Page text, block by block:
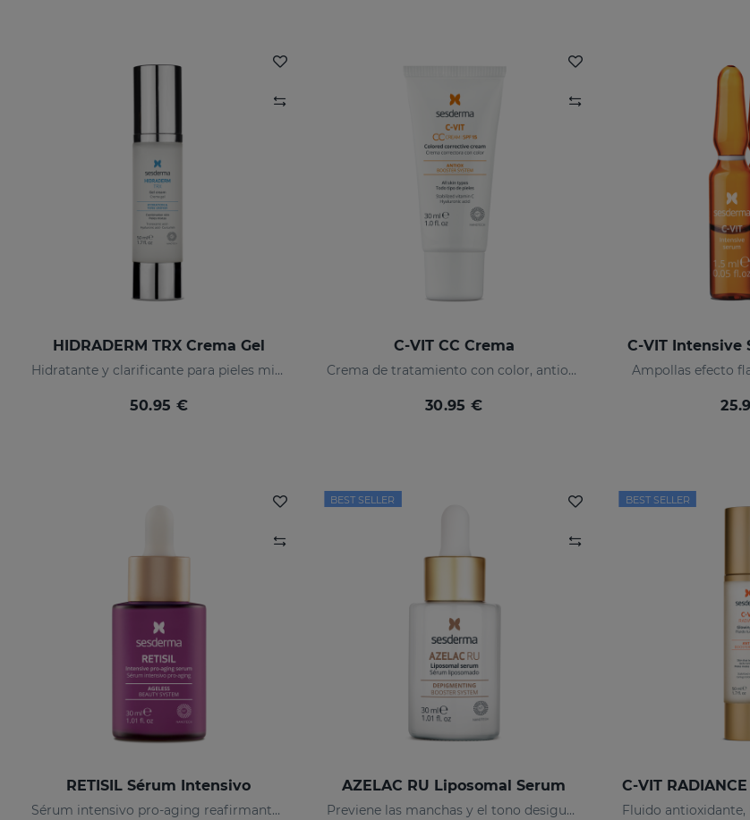
HIDRADERM TRX Crema Gel
Hidratante y clarificante para pieles mixtas
50.95 €
C-VIT CC Crema
Crema de tratamiento con color, antioxidante con vitamina C y ácido hialurónico
30.95 €
C-VIT Intensive
Ampollas efecto
RETISIL Sérum Intensivo
Sérum intensivo pro-aging reafirmante y reductor de arrugas
BEST SELLER
AZELAC RU Liposomal Serum
Previene las manchas y el tono desigual de la piel
BEST SELLER